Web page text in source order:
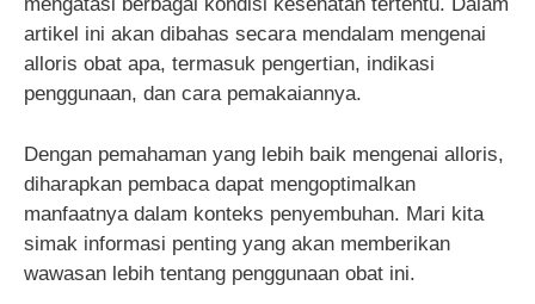
mengatasi berbagai kondisi kesehatan tertentu. Dalam
artikel ini akan dibahas secara mendalam mengenai
alloris obat apa, termasuk pengertian, indikasi
penggunaan, dan cara pemakaiannya.
Dengan pemahaman yang lebih baik mengenai alloris,
diharapkan pembaca dapat mengoptimalkan
manfaatnya dalam konteks penyembuhan. Mari kita
simak informasi penting yang akan memberikan
wawasan lebih tentang penggunaan obat ini.